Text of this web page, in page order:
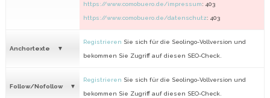
https://www.comobuero.de/impressum: 403
https://www.comobuero.de/datenschutz: 403
Anchortexte
Registrieren Sie sich für die Seolingo-Vollversion und
bekommen Sie Zugriff auf diesen SEO-Check.
Follow/Nofollow
Registrieren Sie sich für die Seolingo-Vollversion und
bekommen Sie Zugriff auf diesen SEO-Check.